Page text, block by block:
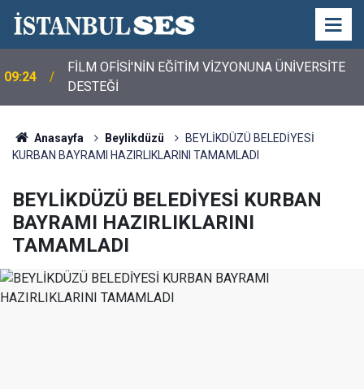
09:24
FİLM OFİSİ'NİN EĞİTİM VİZYONUNA ÜNİVERSİTE
DESTEĞİ
Anasayfa Beylikdüzü
BEYLİKDÜZÜ BELEDİYESİ
KURBAN BAYRAMI HAZIRLIKLARINI TAMAMLADI
BEYLİKDÜZÜ BELEDİYESİ KURBAN
BAYRAMI HAZIRLIKLARINI
TAMAMLADI